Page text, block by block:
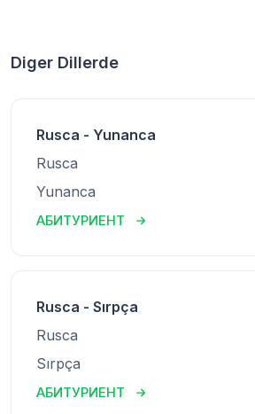
Diger Dillerde
Rusca - Yunanca
Rusca
Yunanca
АБИТУРИЕНТ
Rusca - Sırpça
Rusca
Sırpça
АБИТУРИЕНТ